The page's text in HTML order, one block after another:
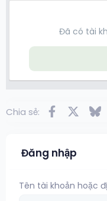
Đã có tài
Chia sẻ: Facebook
Đăng nhập
Tên tài khoản hoặc